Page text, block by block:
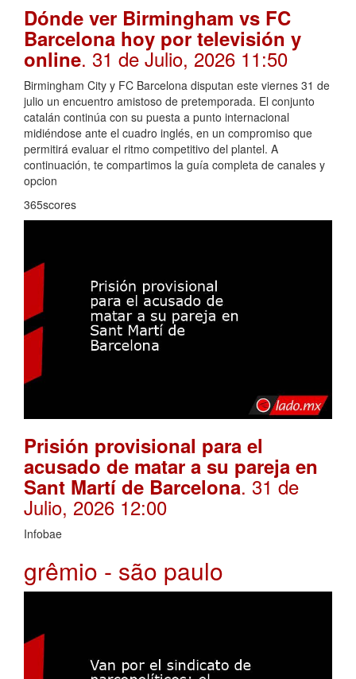
Dónde ver Birmingham vs FC
Barcelona hoy por televisión y
online. 31 de Julio, 2026 11:50
Birmingham City y FC Barcelona disputan este viernes 31 de
julio un encuentro amistoso de pretemporada. El conjunto
catalán continúa con su puesta a punto internacional
midiéndose ante el cuadro inglés, en un compromiso que
permitirá evaluar el ritmo competitivo del plantel. A
continuación, te compartimos la guía completa de canales y
opcion
365scores
Prisión provisional para el
acusado de matar a su pareja en
Sant Martí de Barcelona. 31 de
Julio, 2026 12:00
Infobae
grêmio - são paulo